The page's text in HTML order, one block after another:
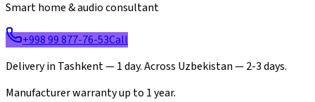
Smart home & audio consultant
+998 99 877-76-53Call
Delivery in Tashkent — 1 day. Across Uzbekistan — 2-3 days.
Manufacturer warranty up to 1 year.